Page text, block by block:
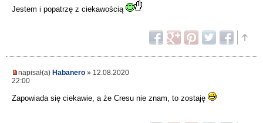
Jestem i popatrzę z ciekawością
napisał(a) Habanero » 12.08.2020
22:00
Zapowiada się ciekawie, a że Cresu nie znam, to zostaję